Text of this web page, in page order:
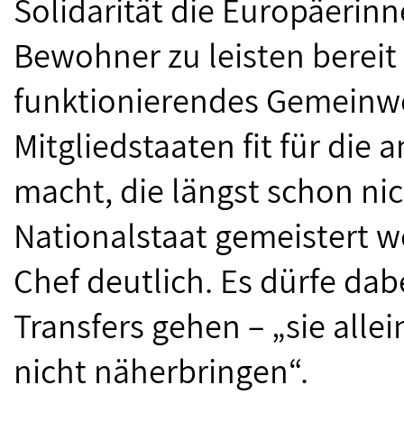
Solidarität die
Bewohner zu leisten
funktionierendes
Mitgliedstaaten fit für die
macht, die längst schon
Nationalstaat gemeistert
Chef deutlich. Es dürfe
Transfers gehen – „sie
nicht näherbringen“.